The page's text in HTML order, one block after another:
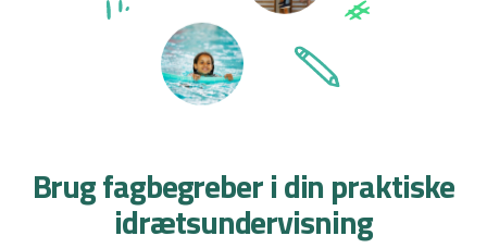
Brug fagbegreber i din praktiske
idrætsundervisning